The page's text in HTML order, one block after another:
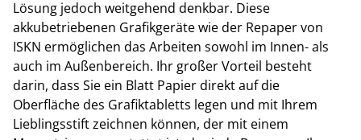
Lösung jedoch weitgehend denkbar. Diese
akkubetriebenen Grafikgeräte wie der Repaper von
ISKN ermöglichen das Arbeiten sowohl im Innen- als
auch im Außenbereich. Ihr großer Vorteil besteht
darin, dass Sie ein Blatt Papier direkt auf die
Oberfläche des Grafiktabletts legen und mit Ihrem
Lieblingsstift zeichnen können, der mit einem